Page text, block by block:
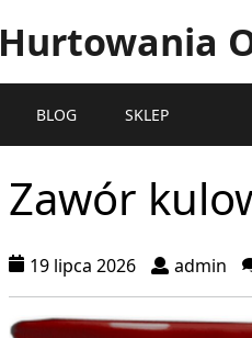
Hurtowania
BLOG SKLEP
Zawór
19 lipca 2026 admin